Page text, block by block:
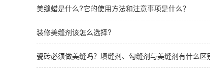
美缝蜡是什么?它的使用方法和注意事项是什么？
装修美缝剂该怎么选择?
瓷砖必须做美缝吗？填缝剂、勾缝剂与美缝剂有什么区